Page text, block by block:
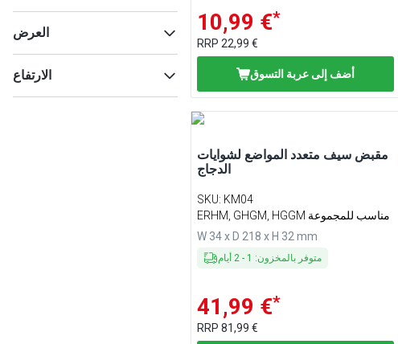
العرض
الارتفاع
10,99 €*
RRP 22,99 €
أضف إلى عربة التسوق
مقبض سيف متعدد المواضع لشوايات
الدجاج
SKU: KM04
ERHM, GHGM, HGGM مناسب للمجموعة
W 34 x D 218 x H 32 mm
متوفر بالمخزون:
1
-
2 أيام
41,99 €*
RRP 81,99 €